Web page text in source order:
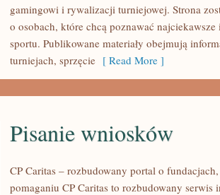
gamingowi i rywalizacji turniejowej. Strona
o osobach, które chcą poznawać
sportu. Publikowane materiały obejmują
turniejach, sprzęcie [ Read More ]
Pisanie wniosków
CP Caritas – rozbudowany portal o
pomaganiu CP Caritas to rozbudowany serwis